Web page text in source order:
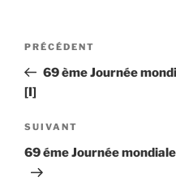
Navigation
l’article
Article
précédent
PRÉCÉDENT
69 ème Journée
[I]
Article
suivant
SUIVANT
69 éme Journée